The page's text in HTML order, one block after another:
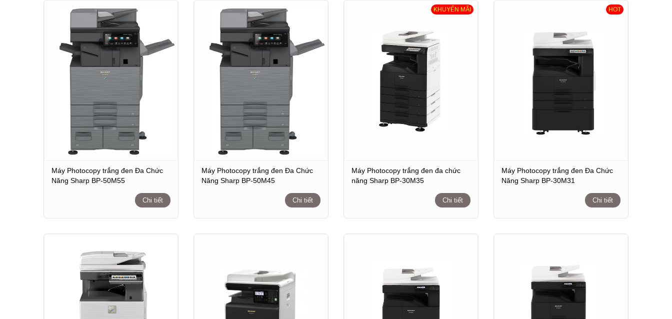
Máy Photocopy trắng đen Đa Chức
Năng Sharp BP-50M55
Chi tiết
Máy Photocopy trắng đen Đa Chức
Năng Sharp BP-50M45
Chi tiết
KHUYẾN MÃI
Máy Photocopy trắng đen đa chức
năng Sharp BP-30M35
Chi tiết
HOT
Máy Photocopy trắng đen Đa Chức
Năng Sharp BP-30M31
Chi tiết